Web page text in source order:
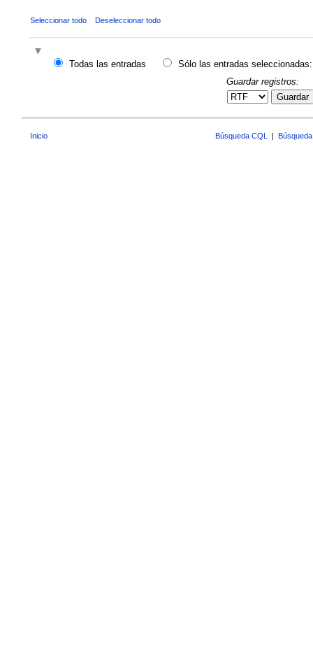
Seleccionar todo Deseleccionar todo
Todas las entradas
Sólo las entradas seleccionadas:
Guardar registros:
Guardar
Inicio Búsqueda CQL